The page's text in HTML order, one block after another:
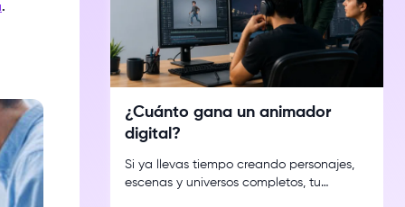
.
¿Cuánto gana un animador
digital?
Si ya llevas tiempo creando personajes,
escenas y universos completos, tu